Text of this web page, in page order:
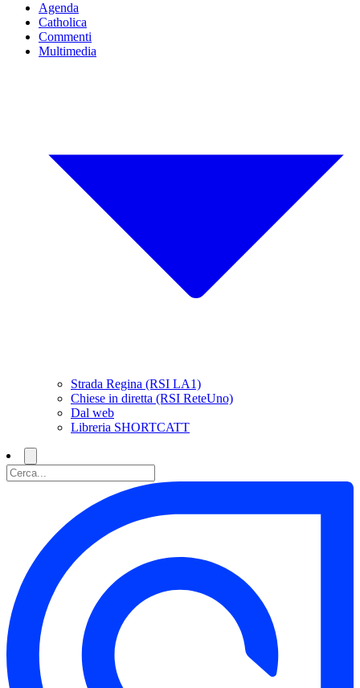
Agenda
Catholica
Commenti
Multimedia
Strada Regina (RSI LA1)
Chiese in diretta (RSI ReteUno)
Dal web
Libreria SHORTCATT